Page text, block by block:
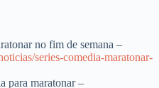
no fim de semana –
series-comedia-maratonar-
para maratonar –